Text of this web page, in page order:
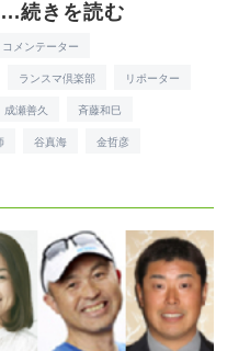
続きを読む
コメンテーター
ランスマ倶楽部 リポーター
成瀬善久 斉藤和巳
谷真海 金哲彦